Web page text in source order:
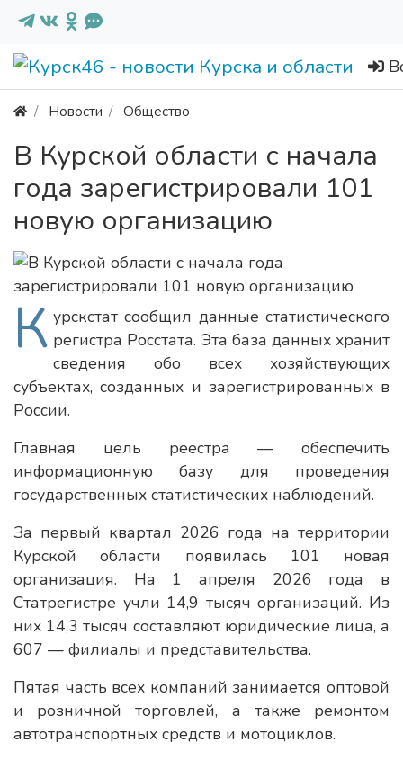
Новости Общество
В Курской области с начала
года зарегистрировали 101
новую организацию
К урскстат сообщил данные статистического
регистра Росстата. Эта база данных хранит
сведения обо всех хозяйствующих
субъектах, созданных и зарегистрированных в
России.
Главная цель реестра — обеспечить
информационную базу для проведения
государственных статистических наблюдений.
За первый квартал 2026 года на территории
Курской области появилась 101 новая
организация. На 1 апреля 2026 года в
Статрегистре учли 14,9 тысяч организаций. Из
них 14,3 тысяч составляют юридические лица, а
607 — филиалы и представительства.
Пятая часть всех компаний занимается оптовой
и розничной торговлей, а также ремонтом
автотранспортных средств и мотоциклов.